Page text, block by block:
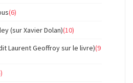
(6)
(sur Xavier Dolan)(10)
Laurent Geoffroy sur le livre)(9